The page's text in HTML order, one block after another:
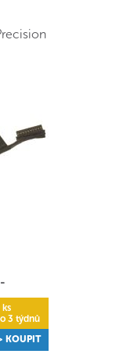
ks
3 týdnů
KOUPIT